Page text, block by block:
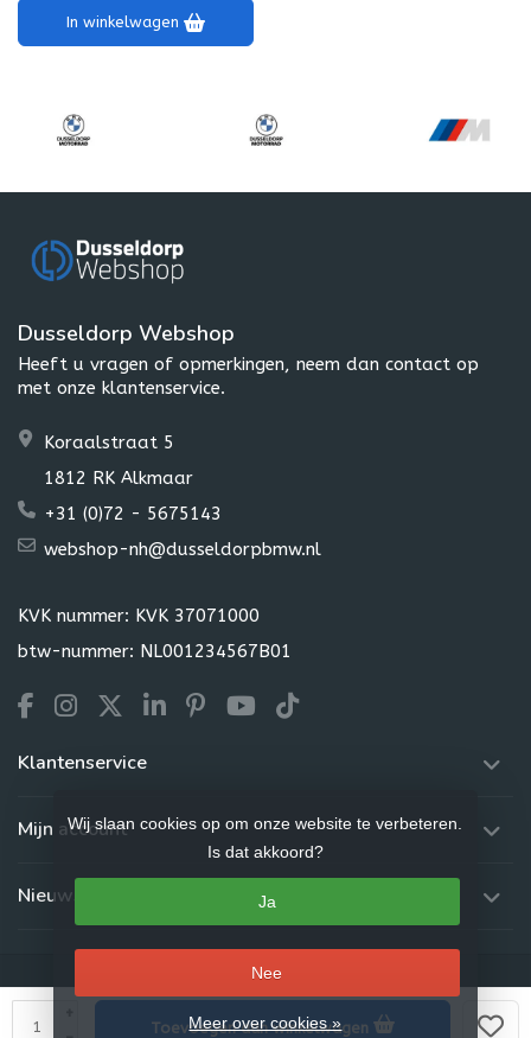
Toevoegen aan winkelwagen
In winkelwagen
Dusseldorp Webshop
Heeft u vragen of opmerkingen, neem dan contact op
met onze klantenservice.
Koraalstraat 5
1812 RK Alkmaar
+31 (0)72 - 5675143
webshop-nh@dusseldorpbmw.nl
KVK nummer: KVK 37071000
btw-nummer: NL001234567B01
Klantenservice
Mijn account
Nieuwsbrief
Wij slaan cookies op om onze website te verbeteren.
Is dat akkoord?
Ja
Nee
Meer over cookies »